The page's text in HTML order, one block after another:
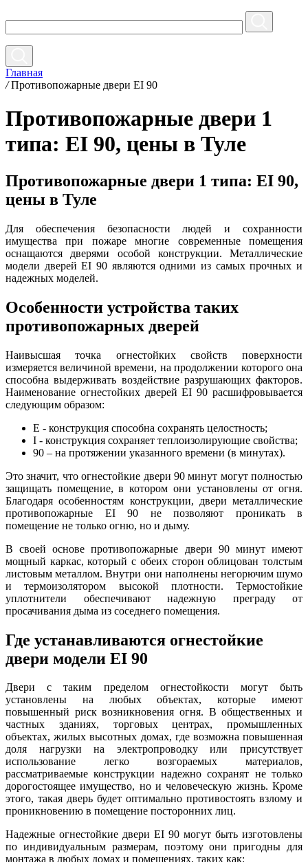
Главная
/ Противопожарные двери EI 90
Противопожарные двери 1
типа: EI 90, цены в Туле
Противопожарные двери 1 типа: EI 90,
цены в Туле
Для обеспечения безопасности людей и сохранности
имущества при пожаре многие современные помещения
оснащаются дверями особой конструкции. Металлические
модели дверей EI 90 являются одними из самых прочных и
надежных моделей.
Особенности устройства таких
противопожарных дверей
Наивысшая точка огнестойких свойств поверхности
измеряется величиной времени, на продолжении которого она
способна выдерживать воздействие разрушающих факторов.
Наименование огнестойких дверей EI 90 расшифровывается
следующим образом:
Е - конструкция способна сохранять целостность;
I - конструкция сохраняет теплоизолирующие свойства;
90 – на протяжении указанного времени (в минутах).
Это значит, что огнестойкие двери 90 минут могут полностью
защищать помещение, в котором они установлены от огня.
Благодаря особенностям конструкции, двери металлические
противопожарные EI 90 не позволяют проникать в
помещение не только огню, но и дыму.
В своей основе противопожарные двери 90 минут имеют
мощный каркас, который с обеих сторон облицован толстым
листовым металлом. Внутри они наполнены негорючим шумо
и термоизолятором высокой плотности. Термостойкие
уплотнители обеспечивают надежную преграду от
просачивания дыма из соседнего помещения.
Где устанавливаются огнестойкие
двери модели EI 90
Двери с таким пределом огнестойкости могут быть
установлены на любых объектах, которые имеют
повышенный риск возникновения огня. В общественных и
частных зданиях, торговых центрах, промышленных
объектах, жилых высотных домах, где возможна повышенная
доля нагрузки на электропроводку или присутствует
использование легко возгораемых материалов,
рассматриваемые конструкции надежно сохранят не только
дорогостоящее имущество, но и человеческую жизнь. Кроме
этого, такая дверь будет оптимально противостоять взлому и
проникновению в помещение посторонних лиц.
Надежные огнестойкие двери EI 90 могут быть изготовлены
по индивидуальным размерам, поэтому они пригодны для
монтажа в любых домах и помещениях, таких как: